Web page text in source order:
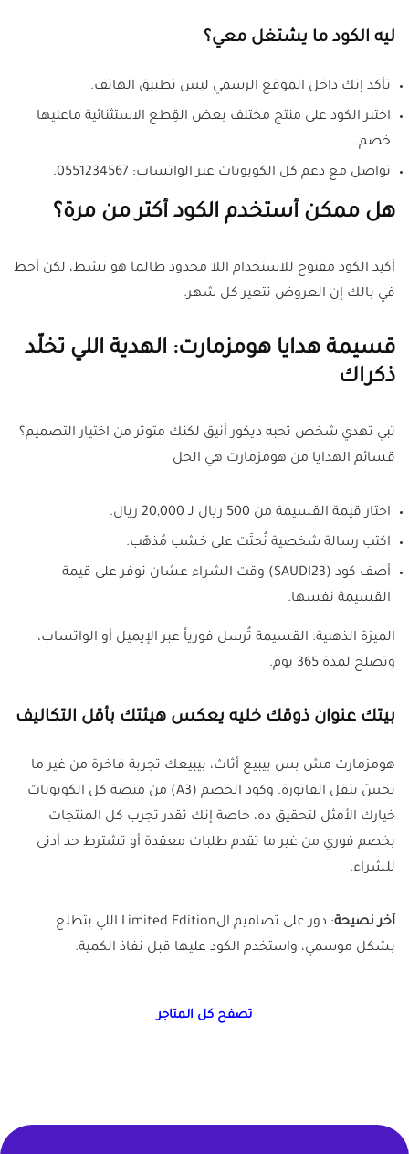
ليه الكود ما يشتغل معي؟
تأكد إنك داخل الموقع الرسمي ليس تطبيق الهاتف.
اختبر الكود على منتج مختلف بعض القِطع الاستثنائية ماعليها
خصم.
تواصل مع دعم كل الكوبونات عبر الواتساب: 0551234567.
هل ممكن أستخدم الكود أكتر من مرة؟
أكيد الكود مفتوح للاستخدام اللا محدود طالما هو نشط، لكن أحط
في بالك إن العروض تتغير كل شهر.
قسيمة هدايا هومزمارت: الهدية اللي تخلّد
ذكراك
تبي تهدي شخص تحبه ديكور أنيق لكنك متوتر من اختيار التصميم؟
قسائم الهدايا من هومزمارت هي الحل
اختار قيمة القسيمة من 500 ريال لـ 20,000 ريال.
اكتب رسالة شخصية نُحتَت على خشب مُذهّب.
أضف كود (SAUDI23) وقت الشراء عشان توفر على قيمة
القسيمة نفسها.
الميزة الذهبية: القسيمة تُرسل فورياً عبر الإيميل أو الواتساب،
وتصلح لمدة 365 يوم.
بيتك عنوان ذوقك خليه يعكس هيئتك بأقل التكاليف
هومزمارت مش بس بيبيع أثاث، بيبيعك تجربة فاخرة من غير ما
تحسّ بثقل الفاتورة. وكود الخصم (A3) من منصة كل الكوبونات
خيارك الأمثل لتحقيق ده، خاصة إنك تقدر تجرب كل المنتجات
بخصم فوري من غير ما تقدم طلبات معقدة أو تشترط حد أدنى
للشراء.
آخر نصيحة
: دور على تصاميم الLimited Edition اللي بتطلع
بشكل موسمي، واستخدم الكود عليها قبل نفاذ الكمية.
تصفح كل المتاجر